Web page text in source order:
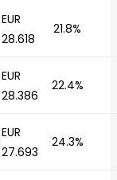
EUR
28.618
21.8%
EUR
28.386
22.4%
EUR
27.693
24.3%